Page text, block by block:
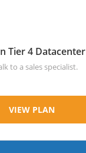
Tier 4 Datacenter
to a sales specialist.
VIEW PLAN